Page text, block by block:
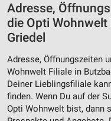
Adresse,
die Opti
Griedel
Adresse, Öffnungszeiten
Wohnwelt Filiale in
Deiner Lieblingsfiliale
finden. Wenn Du auf der
Opti Wohnwelt bist, dann